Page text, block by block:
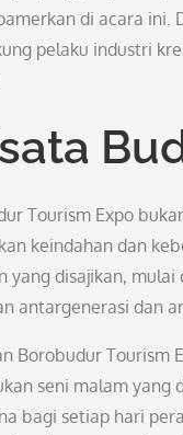
di acara ini.
pelaku industri
Tourism Expo
keindahan dan
yang disajikan,
antargenerasi dan
Borobudur Tourism
seni malam
bagi setiap hari